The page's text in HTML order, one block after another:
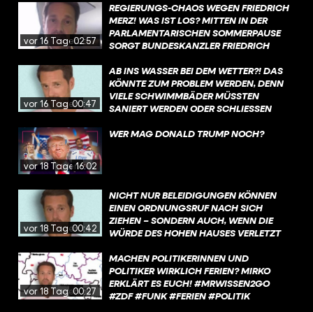
HINTERGRÜNDEN ERFAHRT IHR IN DIESEM
VIDEO.
vor 16 Tagen02:57
REGIERUNGS-CHAOS WEGEN FRIEDRICH
MERZ! WAS IST LOS? MITTEN IN DER
PARLAMENTARISCHEN SOMMERPAUSE
SORGT BUNDESKANZLER FRIEDRICH
BUNDESREGIERUNG. MEHR DAZU
ERFAHRT IHR IN DIESEM VIDEO, MIT EINEM
KURZEN KOMMENTAR ZUR SITUATION.
vor 16 Tagen00:47
AB INS WASSER BEI DEM WETTER?! DAS
KÖNNTE ZUM PROBLEM WERDEN, DENN
VIELE SCHWIMMBÄDER MÜSSTEN
SANIERT WERDEN ODER SCHLIESSEN S
vor 18 Tagen16:02
WER MAG DONALD TRUMP NOCH?
vor 18 Tagen00:42
NICHT NUR BELEIDIGUNGEN KÖNNEN
EINEN ORDNUNGSRUF NACH SICH
ZIEHEN – SONDERN AUCH, WENN DIE
WÜRDE DES HOHEN HAUSES VERLETZT
vor 18 Tagen00:27
MACHEN POLITIKERINNEN UND
POLITIKER WIRKLICH FERIEN? MIRKO
ERKLÄRT ES EUCH! #MRWISSEN2GO
#ZDF #FUNK #FERIEN #POLITIK